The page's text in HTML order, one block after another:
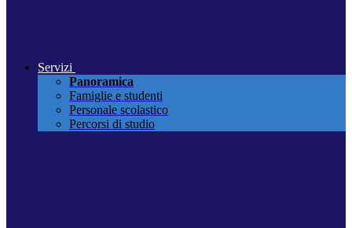
Servizi
Panoramica
Famiglie e studenti
Personale scolastico
Percorsi di studio